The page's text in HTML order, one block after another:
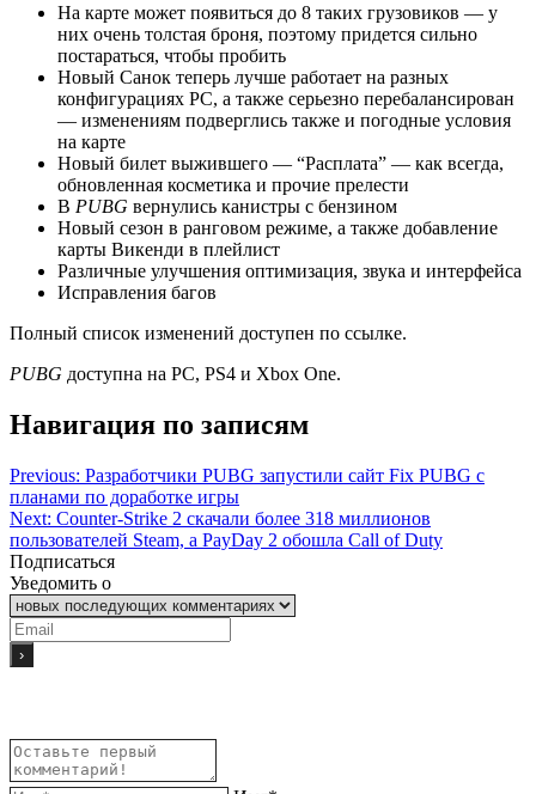
На карте может появиться до 8 таких грузовиков — у
них очень толстая броня, поэтому придется сильно
постараться, чтобы пробить
Новый Санок теперь лучше работает на разных
конфигурациях PC, а также серьезно перебалансирован
— изменениям подверглись также и погодные условия
на карте
Новый билет выжившего — “Расплата” — как всегда,
обновленная косметика и прочие прелести
В PUBG вернулись канистры с бензином
Новый сезон в ранговом режиме, а также добавление
карты Викенди в плейлист
Различные улучшения оптимизация, звука и интерфейса
Исправления багов
Полный список изменений доступен по ссылке.
PUBG доступна на PC, PS4 и Xbox One.
Навигация по записям
Previous: Разработчики PUBG запустили сайт Fix PUBG с
планами по доработке игры
Next: Counter-Strike 2 скачали более 318 миллионов
пользователей Steam, а PayDay 2 обошла Call of Duty
Подписаться
Уведомить о